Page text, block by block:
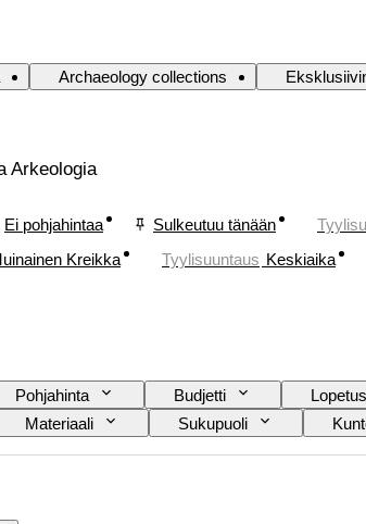
Archaeology collections
Arkeologia
Ei pohjahintaa Sulkeutuu tänään
Kreikka Tyylisuuntaus Keskiaika
Pohjahinta Budjetti
Materiaali Sukupuoli
Väri Valuutta Taiteilija